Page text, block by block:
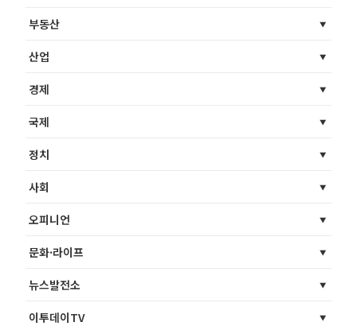
부동산
산업
경제
국제
정치
사회
오피니언
문화·라이프
뉴스발전소
이투데이TV